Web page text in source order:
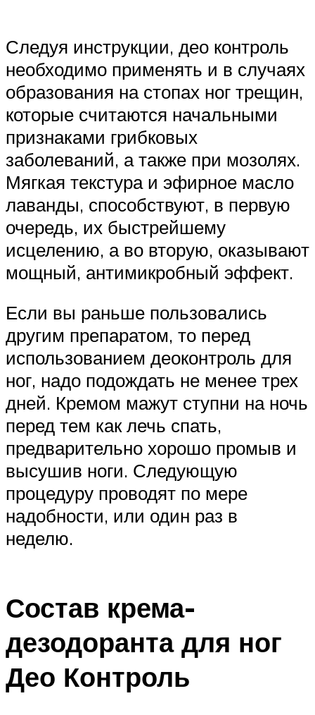
Следуя инструкции, део контроль
необходимо применять и в случаях
образования на стопах ног трещин,
которые считаются начальными
признаками грибковых
заболеваний, а также при мозолях.
Мягкая текстура и эфирное масло
лаванды, способствуют, в первую
очередь, их быстрейшему
исцелению, а во вторую, оказывают
мощный, антимикробный эффект.
Если вы раньше пользовались
другим препаратом, то перед
использованием деоконтроль для
ног, надо подождать не менее трех
дней. Кремом мажут ступни на ночь
перед тем как лечь спать,
предварительно хорошо промыв и
высушив ноги. Следующую
процедуру проводят по мере
надобности, или один раз в
неделю.
Состав крема-
дезодоранта для ног
Део Контроль